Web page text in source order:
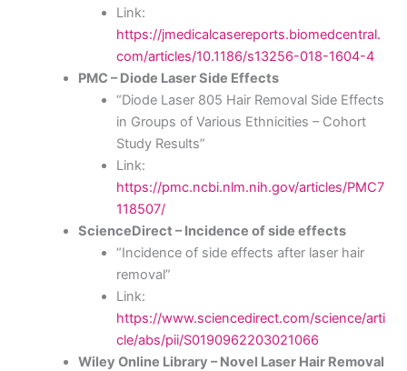
Link:
https://jmedicalcasereports.biomedcentral.
com/articles/10.1186/s13256-018-1604-4
PMC – Diode Laser Side Effects
“Diode Laser 805 Hair Removal Side Effects
in Groups of Various Ethnicities – Cohort
Study Results”
Link:
https://pmc.ncbi.nlm.nih.gov/articles/PMC7
118507/
ScienceDirect – Incidence of side effects
“Incidence of side effects after laser hair
removal”
Link:
https://www.sciencedirect.com/science/arti
cle/abs/pii/S0190962203021066
Wiley Online Library – Novel Laser Hair Removal